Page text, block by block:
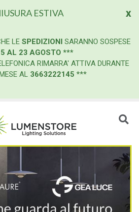
x
ESTIVA
LE SPEDIZIONI SARANNO SOSPESE
AL 23 AGOSTO ***
RIMARRA' ATTIVA DURANTE
AL 3663222145 ***